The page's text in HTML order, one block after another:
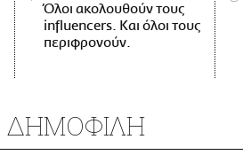
Όλοι ακολουθούν τους
influencers. Και όλοι τους
περιφρονούν.
ΔΗΜΟΦΙΛΗ